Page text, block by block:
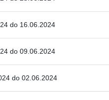
do 16.06.2024
do 09.06.2024
do 02.06.2024